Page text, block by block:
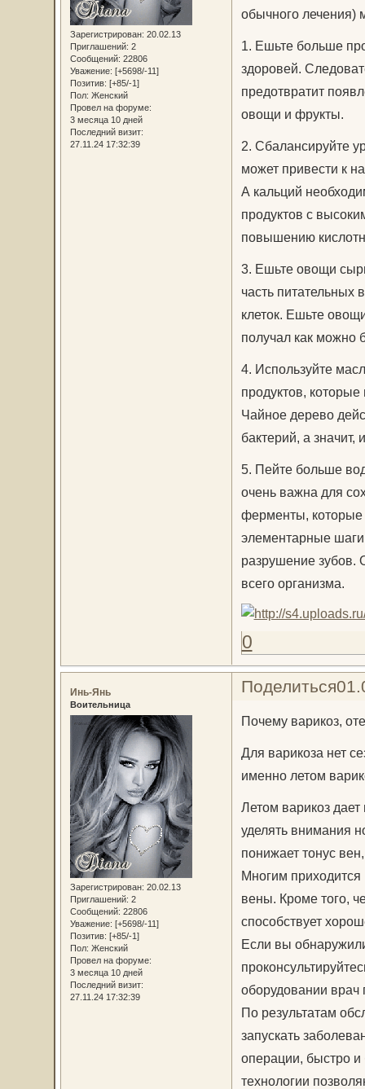
Зарегистрирован: 20.02.13
Приглашений: 2
Сообщений: 22806
Уважение: [+5698/-11]
Позитив: [+85/-1]
Пол: Женский
Провел на форуме:
3 месяца 10 дней
Последний визит:
27.11.24 17:32:39
обычного лечения)
1. Ешьте больше
здоровей.
предотвратит
овощи и фрукты.
2. Сбалансируйте
может привести к
А кальций
продуктов с
повышению
3. Ешьте овощи
часть
клеток. Ешьте
получал как можно
4. Используйте
продуктов,
Чайное дерево
бактерий, а
5. Пейте больше
очень важна для
ферменты,
элементарные
разрушение зубов.
всего организма.
0
Поделиться
Инь-Янь
Воительница
Зарегистрирован: 20.02.13
Приглашений: 2
Сообщений: 22806
Уважение: [+5698/-11]
Позитив: [+85/-1]
Пол: Женский
Провел на форуме:
3 месяца 10 дней
Последний визит:
27.11.24 17:32:39
Почему варикоз,
Для варикоза нет
именно летом
Летом варикоз
уделять внимания
понижает тонус
Многим
вены. Кроме того,
способствует
Если вы
оборудовании врач
По результатам
запускать
операции, быстро
технологии